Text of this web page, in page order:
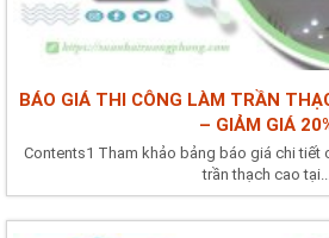
BÁO GIÁ THI CÔNG LÀM TRẦN
– GIẢM GIÁ
Contents1 Tham khảo bảng báo giá chi tiết
trần thạch cao tại...